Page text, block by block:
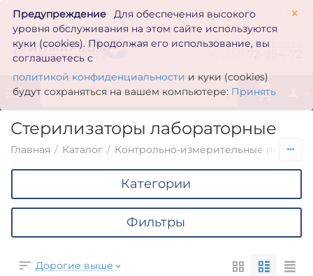
×
Предупреждение
Для обеспечения высокого
уровня обслуживания на этом сайте используются
куки (cookies). Продолжая его использование, вы
соглашаетесь с
политикой конфиденциальности и куки (cookies)
будут сохраняться на вашем компьютере: Принять
zakaz@inmarkon.ru
0
Стерилизаторы лабораторные
Главная / Каталог / Контрольно-измерительные
Категории
Фильтры
Дорогие выше